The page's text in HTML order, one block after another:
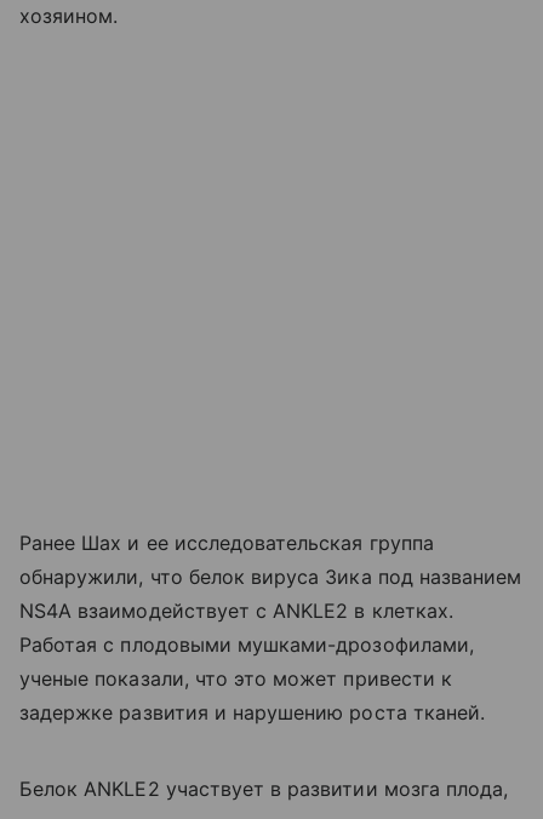
хозяином.
Ранее Шах и ее исследовательская группа
обнаружили, что белок вируса Зика под названием
NS4A взаимодействует с ANKLE2 в клетках.
Работая с плодовыми мушками-дрозофилами,
ученые показали, что это может привести к
задержке развития и нарушению роста тканей.
Белок ANKLE2 участвует в развитии мозга плода,